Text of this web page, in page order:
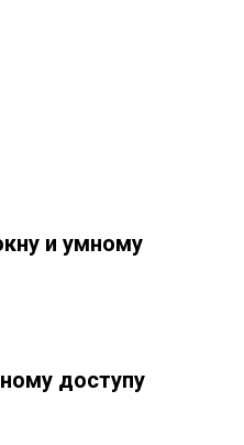
и умному
доступу